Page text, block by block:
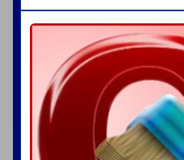
Программы для жестких
оценить здоровье
упреждающая
жестких дисков. И снова